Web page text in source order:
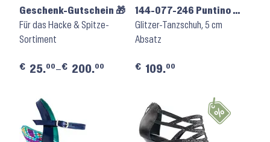
Geschenk-Gutschein 🎁
Für das Hacke & Spitze-
Sortiment
€ 25.00–€ 200.00
144-077-246 Puntino ⬝
Weiß-Silber
Glitzer-Tanzschuh, 5 cm
Absatz
€ 109.00